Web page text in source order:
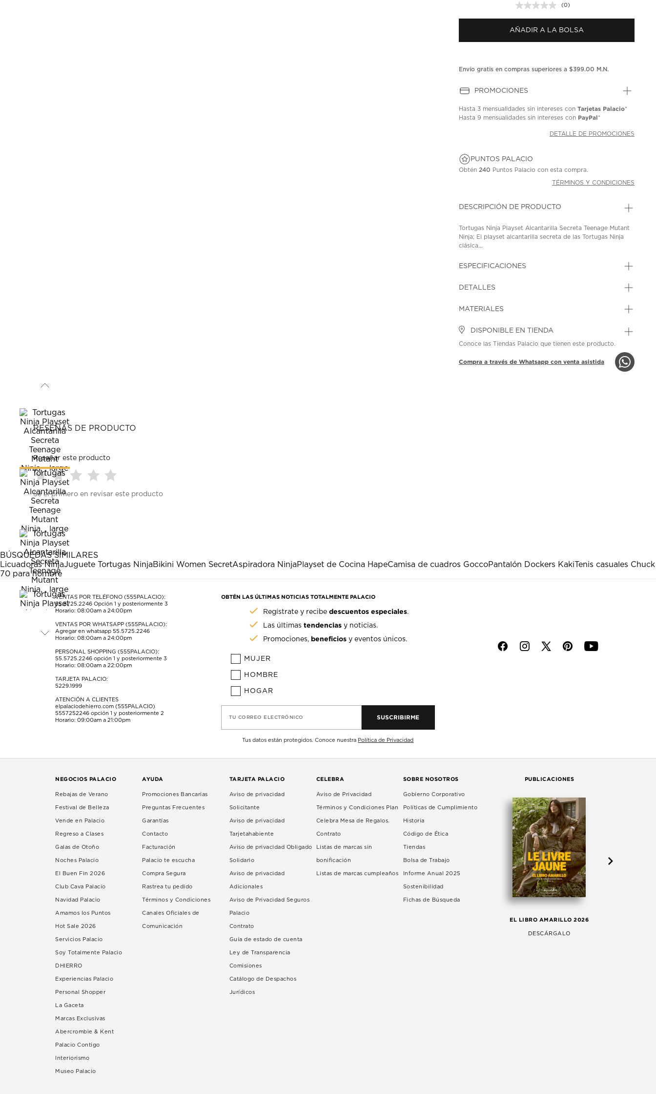
Sin
puntuación.
en
la
(0)
AÑADIR A LA BOLSA
Envío gratis en compras superiores a $399.00 M.N.
PROMOCIONES
Hasta 3 mensualidades sin intereses conTarjetas Palacio*
Hasta9 mensualidades sin intereses con PayPal*
DETALLE DE PROMOCIONES
PUNTOS PALACIO
Obtén 240 Puntos Palacio con esta compra.
TÉRMINOS Y CONDICIONES
DESCRIPCIÓN DE PRODUCTO
Tortugas Ninja Playset Alcantarilla Secreta Teenage Mutant
Ninja; El playset alcantarilla secreta de las Tortugas Ninja
clásica...
ESPECIFICACIONES
DETALLES
MATERIALES
DISPONIBLE EN TIENDA
Conoce las Tiendas Palacio que tienen este producto.
Compra a través de Whatsapp con venta asistida
RESEÑAS DE PRODUCTO
Reseñar este producto
Seleccionar
para
calificar
el
artículo
con
1
estrella
Esta
acción
abrirá
el
formulario
de
Seleccionar
para
calificar
el
artículo
con
2
estrellas.
Esta
acción
abrirá
el
formulario
de
Seleccionar
para
con
3
estrellas.
Esta
acción
el
formulario
de
para
estrellas.
Esta
acción
formulario
de
para
Esta
acción
formulario
de
envío.
Sé el primero en revisar este producto
BÚSQUEDAS SIMILARES
Licuadoras NinjaJuguete Tortugas NinjaBikini Women SecretAspiradora NinjaPlayset de Cocina HapeCamisa de cuadros GoccoPantalón Dockers KakiTenis casuales Chuck
70 para hombre
VENTAS POR TELÉFONO (555PALACIO):
55.5725.2246 Opción 1 y posteriormente 3
Horario: 08:00am a 24:00pm
VENTAS POR WHATSAPP (555PALACIO):
Agregar en whatsapp 55.5725.2246
Horario: 08:00am a 24:00pm
PERSONAL SHOPPING (555PALACIO):
55.5725.2246 opción 1 y posteriormente 3
Horario: 08:00am a 22:00pm
TARJETA PALACIO:
5229.1999
ATENCIÓN A CLIENTES
elpalaciodehierro.com (555PALACIO)
5557252246 opción 1 y posteriormente 2
Horario: 09:00am a 21:00pm
OBTÉN LAS ÚLTIMAS NOTICIAS TOTALMENTE PALACIO
Regístrate y recibedescuentos especiales.
Las últimastendencias y noticias.
Promociones, beneficios y eventos únicos.
MUJER
HOMBRE
HOGAR
TU CORREO ELECTRÓNICO SUSCRIBIRME
Tus datos están protegidos. Conoce nuestra Política de Privacidad
f i p y
NEGOCIOS PALACIO
Rebajas de Verano
Festival de Belleza
Vende en Palacio
Regreso a Clases
Galas de Otoño
Noches Palacio
El Buen Fin 2026
Club Cava Palacio
Navidad Palacio
Amamos los Puntos
Hot Sale 2026
Servicios Palacio
Soy Totalmente Palacio
DHIERRO
Experiencias Palacio
Personal Shopper
La Gaceta
Marcas Exclusivas
Abercrombie & Kent
Palacio Contigo
Interiorismo
Museo Palacio
AYUDA
Promociones Bancarias
Preguntas Frecuentes
Garantías
Contacto
Facturación
Palacio te escucha
Compra Segura
Rastrea tu pedido
Términos y Condiciones
Canales Oficiales de
Comunicación
TARJETA PALACIO
Aviso de privacidad
Solicitante
Aviso de privacidad
Tarjetahabiente
Aviso de privacidad Obligado
Solidario
Aviso de privacidad
Adicionales
Aviso de Privacidad Seguros
Palacio
Contrato
Guía de estado de cuenta
Ley de Transparencia
Comisiones
Catálogo de Despachos
Jurídicos
CELEBRA
Aviso de Privacidad
Términos y Condiciones Plan
Celebra Mesa de Regalos.
Contrato
Listas de marcas sin
bonificación
Listas de marcas cumpleaños
SOBRE NOSOTROS
Gobierno Corporativo
Políticas de Cumplimiento
Historia
Código de Ética
Tiendas
Bolsa de Trabajo
Informe Anual 2025
Sostenibilidad
Fichas de Búsqueda
PUBLICACIONES
EL LIBRO AMARILLO 2026
DESCÁRGALO